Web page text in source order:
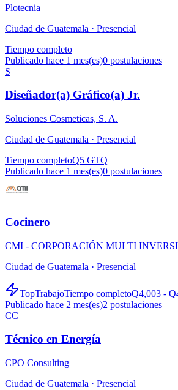
Plotecnia
Ciudad de Guatemala · Presencial
Tiempo completo
Publicado hace 1 mes(es)0 postulaciones
S
Diseñador(a) Gráfico(a) Jr.
Soluciones Cosmeticas, S. A.
Ciudad de Guatemala · Presencial
Tiempo completoQ5 GTQ
Publicado hace 1 mes(es)0 postulaciones
Cocinero
CMI - CORPORACIÓN MULTI
Ciudad de Guatemala · Presencial
TopTrabajoTiempo completoQ4,003 -
Publicado hace 2 mes(es)2 postulaciones
CC
Técnico en Energía
CPO Consulting
Ciudad de Guatemala · Presencial